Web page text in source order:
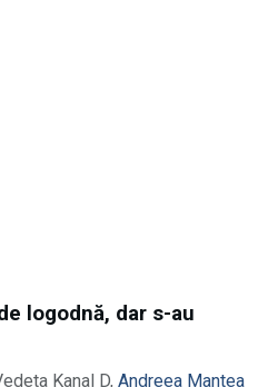
logodnă, dar s-au
Kanal D, Andreea Mantea